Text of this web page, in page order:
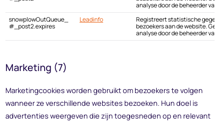
analyse door de beheerder
snowplowOutQueue_
#_post2.expires
Leadinfo
Registreert statistische
bezoekers aan de website.
analyse door de beheerder
Marketing (7)
Marketingcookies worden gebruikt om bezoekers te volgen
wanneer ze verschillende websites bezoeken. Hun doel is
advertenties weergeven die zijn toegesneden op en relevant